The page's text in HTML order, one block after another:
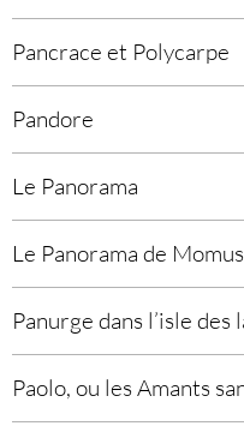
Pancrace et Polycarpe
Pandore
Le Panorama
Le Panorama de Momus
Panurge dans l’isle des
Paolo, ou les Amants